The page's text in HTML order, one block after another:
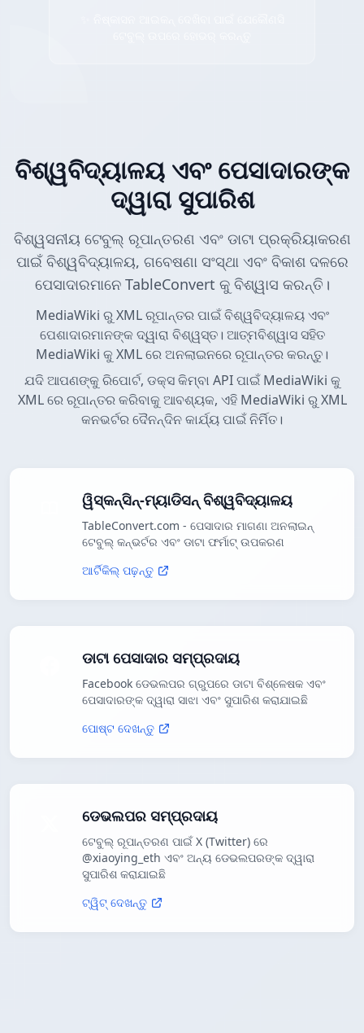
ବିଶ୍ୱବିଦ୍ୟାଳୟ ଏବଂ ପେସାଦାରଙ୍କ
ଦ୍ୱାରା ସୁପାରିଶ
ବିଶ୍ୱସନୀୟ ଟେବୁଲ୍ ରୂପାନ୍ତରଣ ଏବଂ ଡାଟା ପ୍ରକ୍ରିୟାକରଣ
ପାଇଁ ବିଶ୍ୱବିଦ୍ୟାଳୟ, ଗବେଷଣା ସଂସ୍ଥା ଏବଂ ବିକାଶ ଦଳରେ
ପେସାଦାରମାନେ TableConvert କୁ ବିଶ୍ୱାସ କରନ୍ତି।
MediaWiki ରୁ XML ରୂପାନ୍ତର ପାଇଁ ବିଶ୍ୱବିଦ୍ୟାଳୟ ଏବଂ
ପେଶାଦାରମାନଙ୍କ ଦ୍ୱାରା ବିଶ୍ୱସ୍ତ। ଆତ୍ମବିଶ୍ୱାସ ସହିତ
MediaWiki କୁ XML ରେ ଅନଲାଇନରେ ରୂପାନ୍ତର କରନ୍ତୁ।
ଯଦି ଆପଣଙ୍କୁ ରିପୋର୍ଟ, ଡକ୍ସ କିମ୍ବା API ପାଇଁ MediaWiki କୁ
XML ରେ ରୂପାନ୍ତର କରିବାକୁ ଆବଶ୍ୟକ, ଏହି MediaWiki ରୁ XML
କନଭର୍ଟର ଦୈନନ୍ଦିନ କାର୍ଯ୍ୟ ପାଇଁ ନିର୍ମିତ।
ୱିସ୍କନ୍ସିନ୍-ମ୍ୟାଡିସନ୍ ବିଶ୍ୱବିଦ୍ୟାଳୟ
TableConvert.com - ପେସାଦାର ମାଗଣା ଅନଲାଇନ୍
ଟେବୁଲ୍ କନ୍ଭର୍ଟର ଏବଂ ଡାଟା ଫର୍ମାଟ୍ ଉପକରଣ
ଆର୍ଟିକିଲ୍ ପଢ଼ନ୍ତୁ
ଡାଟା ପେସାଦାର ସମ୍ପ୍ରଦାୟ
Facebook ଡେଭଲପର ଗ୍ରୁପରେ ଡାଟା ବିଶ୍ଳେଷକ ଏବଂ
ପେସାଦାରଙ୍କ ଦ୍ୱାରା ସାଝା ଏବଂ ସୁପାରିଶ କରାଯାଇଛି
ପୋଷ୍ଟ ଦେଖନ୍ତୁ
ଡେଭଲପର ସମ୍ପ୍ରଦାୟ
ଟେବୁଲ୍ ରୂପାନ୍ତରଣ ପାଇଁ X (Twitter) ରେ
@xiaoying_eth ଏବଂ ଅନ୍ୟ ଡେଭଲପରଙ୍କ ଦ୍ୱାରା
ସୁପାରିଶ କରାଯାଇଛି
ଟ୍ୱିଟ୍ ଦେଖନ୍ତୁ